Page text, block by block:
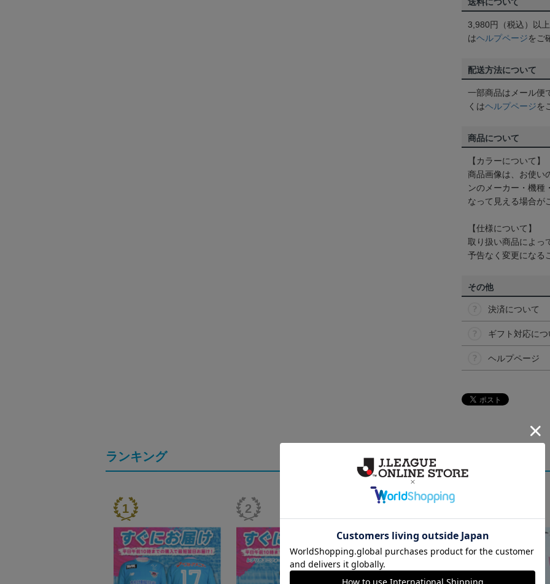
3,980円（税込）以
はヘルプページをご
配送方法について
一部商品はメール便
くはヘルプページを
商品について
【カラーについて】
商品画像は、お使い
ンのメーカー・機種
なって見える場合が
【仕様について】
取り扱い商品によっ
予告なく変更になる
その他
決済について
ギフト対応に
ヘルプページ
ランキング